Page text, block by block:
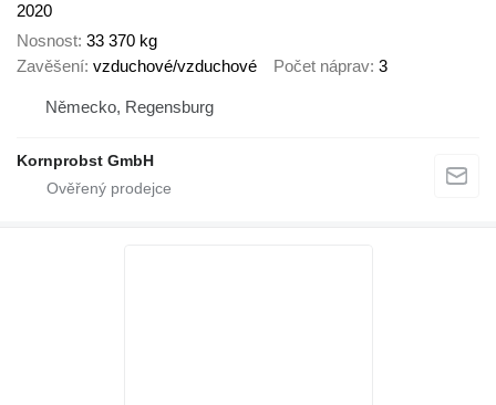
2020
Nosnost 33 370 kg
Zavěšení vzduchové/vzduchové Počet náprav 3
Německo, Regensburg
Kornprobst GmbH